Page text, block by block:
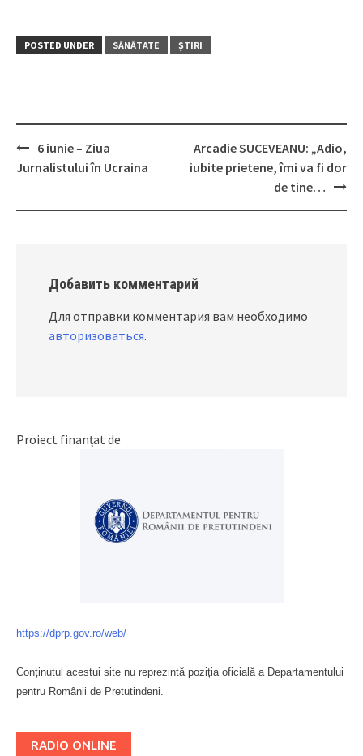
POSTED UNDER SĂNĂTATE ȘTIRI
Post
6 iunie – Ziua
Jurnalistului în Ucraina
Arcadie SUCEVEANU: „Adio,
iubite prietene, îmi va fi dor
de tine…
Добавить комментарий
Для отправки комментария вам необходимо
авторизоваться.
Proiect finanțat de
https://dprp.gov.ro/web/
Conținutul acestui site nu reprezintă poziția oficială a Departamentului
pentru Românii de Pretutindeni.
RADIO ONLINE